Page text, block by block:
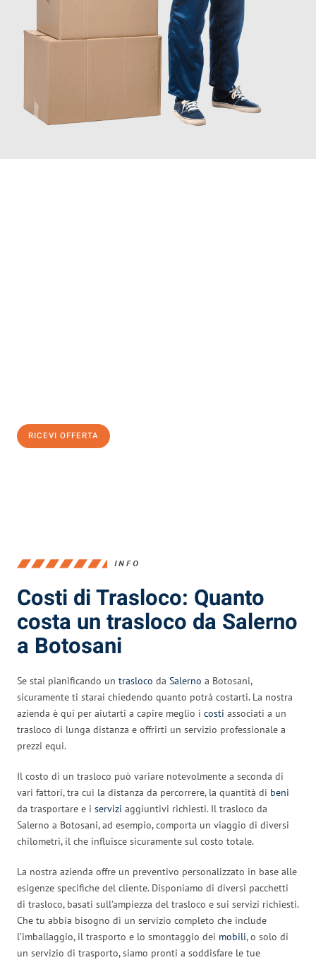
RICEVI OFFERTA
INFO
Costi di Trasloco: Quanto
costa un trasloco da Salerno
a Botosani
Se stai pianificando un trasloco da Salerno a Botosani,
sicuramente ti starai chiedendo quanto potrà costarti. La nostra
azienda è qui per aiutarti a capire meglio i costi associati a un
trasloco di lunga distanza e offrirti un servizio professionale a
prezzi equi.
Il costo di un trasloco può variare notevolmente a seconda di
vari fattori, tra cui la distanza da percorrere, la quantità di beni
da trasportare e i servizi aggiuntivi richiesti. Il trasloco da
Salerno a Botosani, ad esempio, comporta un viaggio di diversi
chilometri, il che influisce sicuramente sul costo totale.
La nostra azienda offre un preventivo personalizzato in base alle
esigenze specifiche del cliente. Disponiamo di diversi pacchetti
di trasloco, basati sull’ampiezza del trasloco e sui servizi richiesti.
Che tu abbia bisogno di un servizio completo che include
l’imballaggio, il trasporto e lo smontaggio dei mobili, o solo di
un servizio di trasporto, siamo pronti a soddisfare le tue